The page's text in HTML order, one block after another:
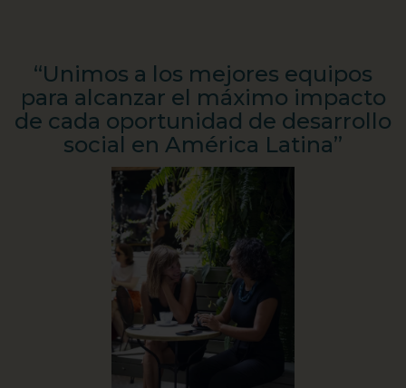
“Unimos a los mejores equipos
para alcanzar el máximo impacto
de cada oportunidad de desarrollo
social en América Latina”